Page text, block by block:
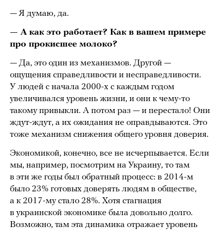
— Я думаю, да.
— А как это работает? Как в вашем примере
про прокисшее молоко?
— Да, это один из механизмов. Другой —
ощущения справедливости и несправедливости.
У людей с начала 2000-х с каждым годом
увеличивался уровень жизни, и они к чему-то
такому привыкли. А потом раз — и перестало! Они
ждут-ждут, а их ожидания не оправдываются. Это
тоже механизм снижения общего уровня доверия.
Экономикой, конечно, все не исчерпывается. Если
мы, например, посмотрим на Украину, то там
в эти же годы был обратный процесс: в 2014-м
было 23% готовых доверять людям в обществе,
а к 2017-му стало 28%. Хотя стагнация
в украинской экономике была довольно долго.
Возможно, там эта динамика отражает уровень